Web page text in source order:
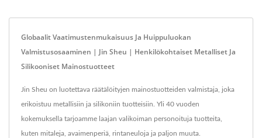
Globaalit Vaatimustenmukaisuus Ja Huippuluokan
Valmistusosaaminen | Jin Sheu | Henkilökohtaiset Metalliset Ja
Silikooniset Mainostuotteet
Jin Sheu on luotettava räätälöityjen mainostuotteiden valmistaja, joka
erikoistuu metallisiin ja silikoniin tuotteisiin. Yli 40 vuoden
kokemuksella tarjoamme laajan valikoiman personoituja tuotteita,
kuten mitaleja, avaimenperiä, rintaneuloja ja paljon muuta.